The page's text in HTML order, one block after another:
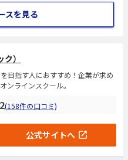
スを見る
）
目指す人におすすめ！企業が求め
ンラインスクール。
(158件の口コミ)
公式サイトへ